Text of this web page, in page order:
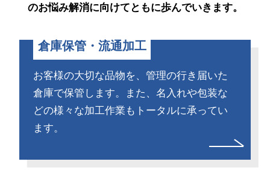
運送・スポット便
オフィス移転サービス
機密文書廃棄
書類保管
のお悩み解消に向けてともに歩んでいきます。
倉庫保管・流通加工
お客様の大切な品物を、管理の行き届いた
倉庫で保管します。また、名入れや包装な
どの様々な加工作業もトータルに承ってい
ます。